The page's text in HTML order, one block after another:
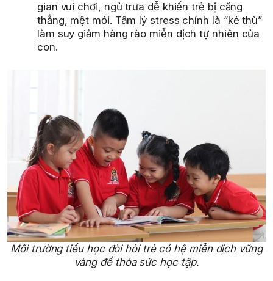
gian vui chơi, ngủ trưa dễ khiến trẻ bị căng
thẳng, mệt mỏi. Tâm lý stress chính là “kẻ thù”
làm suy giảm hàng rào miễn dịch tự nhiên của
con.
Môi trường tiểu học đòi hỏi trẻ có hệ miễn dịch vững
vàng để thỏa sức học tập.